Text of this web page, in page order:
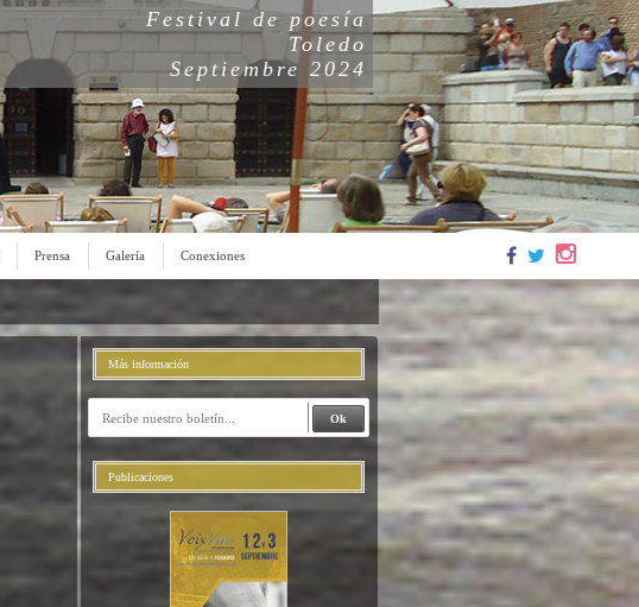
Festival de poesía
Toledo
Septiembre 2024
Prensa Galería Conexiones
Más información
Publicaciones